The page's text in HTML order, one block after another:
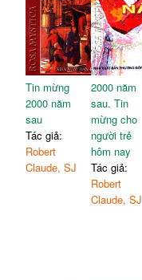
Tin mừng
2000 năm
sau
Tác giả:
Robert
Claude, SJ
2000 năm
sau. Tin
mừng cho
người trẻ
hôm nay
Tác giả:
Robert
Claude, SJ